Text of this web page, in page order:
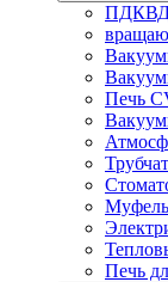
Печь
Печь